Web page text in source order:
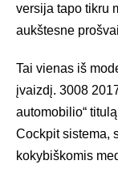
versija tapo tikru
aukštesne
Tai vienas iš
įvaizdį. 3008
automobilio“
Cockpit sistema,
kokybiškomis